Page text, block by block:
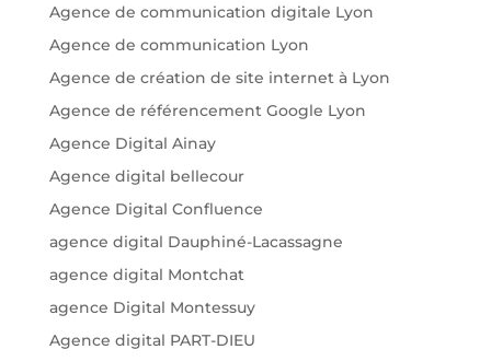
Agence de communication digitale Lyon
Agence de communication Lyon
Agence de création de site internet à Lyon
Agence de référencement Google Lyon
Agence Digital Ainay
Agence digital bellecour
Agence Digital Confluence
agence digital Dauphiné-Lacassagne
agence digital Montchat
agence Digital Montessuy
Agence digital PART-DIEU